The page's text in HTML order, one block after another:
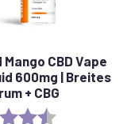
Mango CBD Vape
600mg | Breites
+ CBG